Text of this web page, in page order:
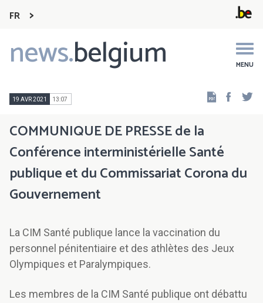
FR
news.belgium MENU
Main
navigation
19 AVR 2021 13:07
COMMUNIQUE DE PRESSE de la
Conférence interministérielle Santé
publique et du Commissariat Corona du
Gouvernement
La CIM Santé publique lance la vaccination du
personnel pénitentiaire et des athlètes des Jeux
Olympiques et Paralympiques.
Les membres de la CIM Santé publique ont débattu